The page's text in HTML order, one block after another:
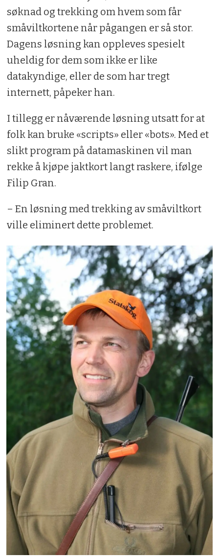
søknad og trekking om hvem som får
småviltkortene når pågangen er så stor.
Dagens løsning kan oppleves spesielt
uheldig for dem som ikke er like
datakyndige, eller de som har tregt
internett, påpeker han.
I tillegg er nåværende løsning utsatt for at
folk kan bruke «scripts» eller «bots». Med et
slikt program på datamaskinen vil man
rekke å kjøpe jaktkort langt raskere, ifølge
Filip Gran.
– En løsning med trekking av småviltkort
ville eliminert dette problemet.